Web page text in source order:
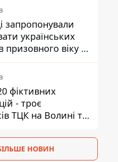
запропонували
українських
призовного віку -
торкнутися
фіктивних
- троє
ТЦК на Волині та
звіти
НОВИН